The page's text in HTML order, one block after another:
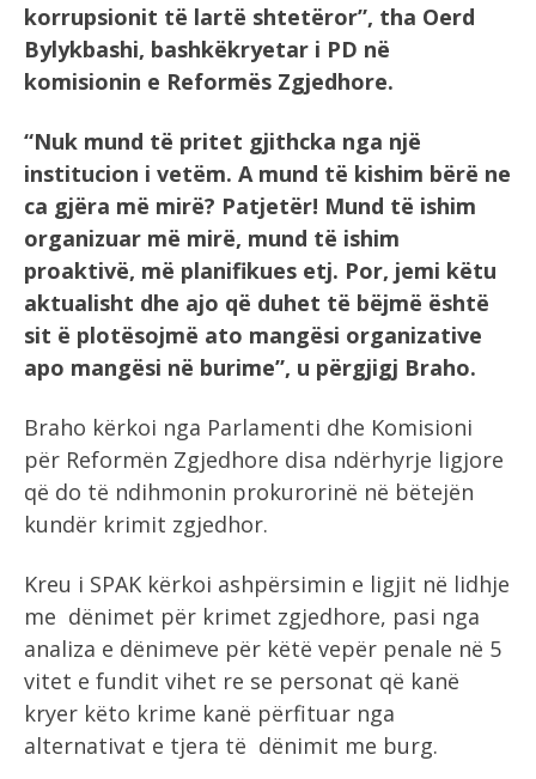
korrupsionit të lartë shtetëror”, tha Oerd
Bylykbashi, bashkëkryetar i PD në
komisionin e Reformës Zgjedhore.
“Nuk mund të pritet gjithcka nga një
institucion i vetëm. A mund të kishim bërë ne
ca gjëra më mirë? Patjetër! Mund të ishim
organizuar më mirë, mund të ishim
proaktivë, më planifikues etj. Por, jemi këtu
aktualisht dhe ajo që duhet të bëjmë është
sit ë plotësojmë ato mangësi organizative
apo mangësi në burime”, u përgjigj Braho.
Braho kërkoi nga Parlamenti dhe Komisioni
për Reformën Zgjedhore disa ndërhyrje ligjore
që do të ndihmonin prokurorinë në bëtejën
kundër krimit zgjedhor.
Kreu i SPAK kërkoi ashpërsimin e ligjit në lidhje
me dënimet për krimet zgjedhore, pasi nga
analiza e dënimeve për këtë vepër penale në 5
vitet e fundit vihet re se personat që kanë
kryer këto krime kanë përfituar nga
alternativat e tjera të dënimit me burg.